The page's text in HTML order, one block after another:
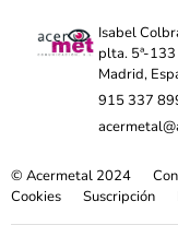
Isabel
plta. 5ª-
Madrid,
915 337
© Acermetal 2024
Cookies
Suscripción